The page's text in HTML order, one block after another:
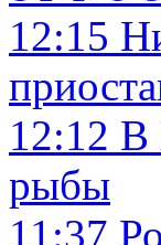
12:15
12:12 В
рыбы
11:37